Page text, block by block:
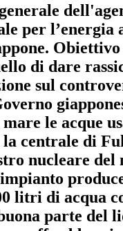
per l’energia
Obiettivo
di dare
sul
le acque
centrale di
nucleare del
litri di acqua
parte del